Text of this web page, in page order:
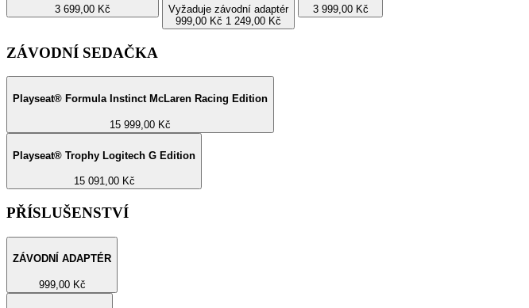
3 699,00 Kč
Vyžaduje závodní adaptér
999,00 Kč 1 249,00 Kč
3 999,00 Kč
ZÁVODNÍ SEDAČKA
Playseat® Formula Instinct McLaren Racing Edition
15 999,00 Kč
Playseat® Trophy Logitech G Edition
15 091,00 Kč
PŘÍSLUŠENSTVÍ
ZÁVODNÍ ADAPTÉR
999,00 Kč